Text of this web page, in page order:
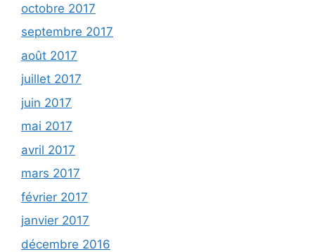
octobre 2017
septembre 2017
août 2017
juillet 2017
juin 2017
mai 2017
avril 2017
mars 2017
février 2017
janvier 2017
décembre 2016